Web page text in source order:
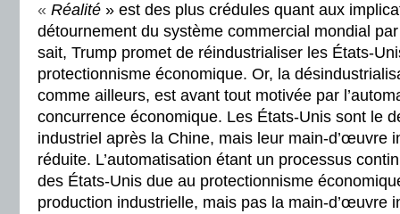
« Réalité » est des plus crédules quant aux
détournement du système commercial mondial
sait, Trump promet de réindustrialiser les États-
protectionnisme économique. Or, la
comme ailleurs, est avant tout motivée par
concurrence économique. Les États-Unis sont le
industriel après la Chine, mais leur main-d’œuvre
réduite. L’automatisation étant un processus
des États-Unis due au protectionnisme
production industrielle, mais pas la main-d’œuvre